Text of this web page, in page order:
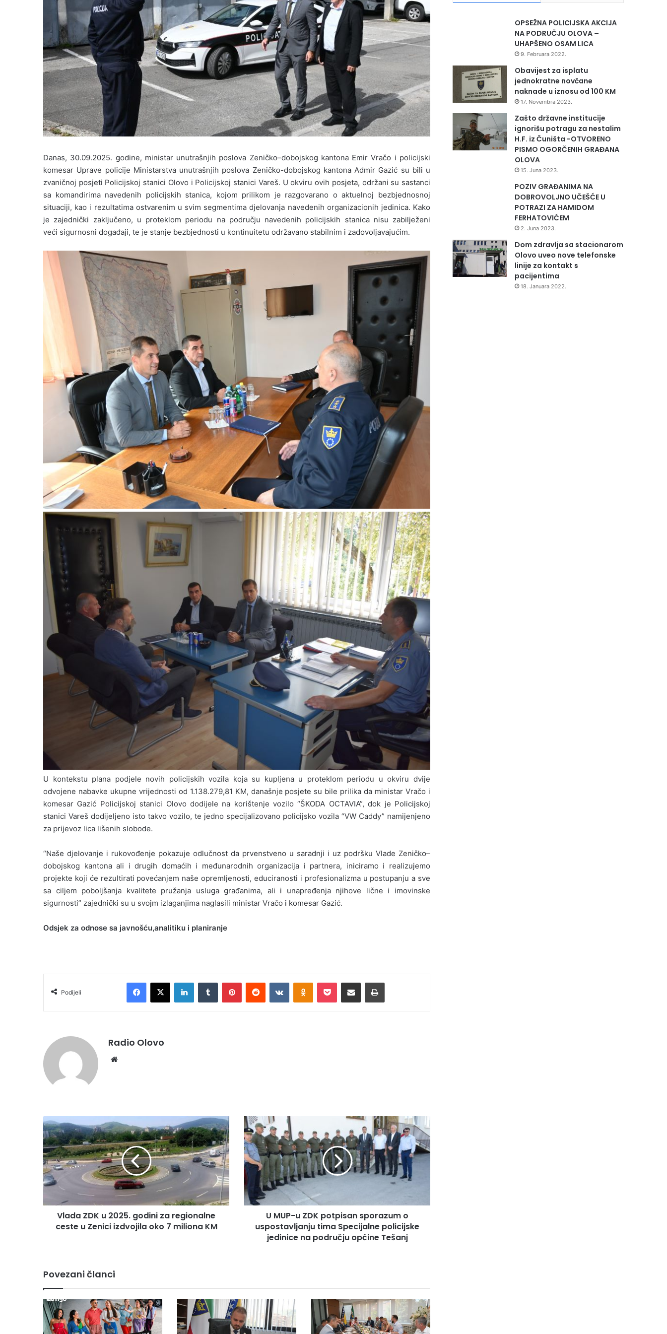
Danas, 30.09.2025. godine, ministar unutrašnjih poslova Zeničko–dobojskog kantonaEmir Vračo i policijski
komesar Uprave policije Ministarstva unutrašnjih poslova Zeničko-dobojskog kantona Admir Gazić su bili u
zvaničnoj posjeti Policijskoj stanici Olovo i Policijskoj stanici Vareš. U okviru ovih posjeta, održani su sastanci
sa komandirima navedenih policijskih stanica, kojom prilikom je razgovarano o aktuelnoj bezbjednosnoj
situaciji, kao i rezultatima ostvarenim u svim segmentima djelovanja navedenih organizacionih jedinica. Kako
je zajednički zaključeno, u proteklom periodu na području navedenih policijskih stanica nisu zabilježeni
veći sigurnosni događaji, te je stanje bezbjednosti u kontinuitetu održavano stabilnim i zadovoljavajućim.
U kontekstu plana podjele novih policijskih vozila koja su kupljena u proteklom periodu u okviru dvije
odvojene nabavke ukupne vrijednosti od 1.138.279,81 KM, današnje posjete su bile prilika da ministar Vračo i
komesar Gazić Policijskoj stanici Olovo dodijele na korištenje vozilo “ŠKODA OCTAVIA”, dok je Policijskoj
stanici Vareš dodijeljeno isto takvo vozilo, te jedno specijalizovano policijsko vozila “VW Caddy” namijenjeno
za prijevoz lica lišenih slobode.
“Naše djelovanje i rukovođenje pokazuje odlučnost da prvenstveno u saradnji i uz podršku Vlade Zeničko–
dobojskog kantona ali i drugih domaćih i međunarodnih organizacija i partnera, iniciramo i realizujemo
projekte koji će rezultirati povećanjem naše opremljenosti, educiranosti i profesionalizma u postupanju a sve
sa ciljem poboljšanja kvalitete pružanja usluga građanima, ali i unapređenja njihove lične i imovinske
sigurnosti” zajednički su u svojm izlaganjima naglasili ministar Vračo i komesar Gazić.
Odsjek za odnose sa javnošću,analitiku i planiranje
Podijeli
Radio Olovo
V
l
a
d
a
Z
D
u
o
d
i
n
i
z
Vlada ZDK u 2025. godini za regionalne
ceste u Zenici izdvojila oko 7 miliona KM
U
M
U
P
-
u
Z
D
K
n
s
p
o
r
U MUP-u ZDK potpisan sporazum o
uspostavljanju tima Specijalne policijske
jedinice na području općine Tešanj
Povezani članci
OPSEŽNA POLICIJSKA AKCIJA
NA PODRUČJU OLOVA –
UHAPŠENO OSAM LICA
9. Februara 2022.
Obavijest za isplatu
jednokratne novčane
naknade u iznosu od 100 KM
17. Novembra 2023.
Zašto državne institucije
ignorišu potragu za nestalim
H.F. iz Čuništa -OTVORENO
PISMO OGORČENIH GRAĐANA
OLOVA
15. Juna 2023.
POZIV GRAĐANIMA NA
DOBROVOLJNO UČEŠĆE U
POTRAZI ZA HAMIDOM
FERHATOVIĆEM
2. Juna 2023.
Dom zdravlja sa stacionarom
Olovo uveo nove telefonske
linije za kontakt s
pacijentima
18. Januara 2022.